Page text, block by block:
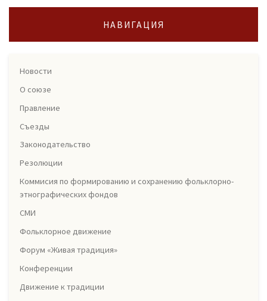
НАВИГАЦИЯ
Новости
О союзе
Правление
Съезды
Законодательство
Резолюции
Коммисия по формированию и сохранению фольклорно-
этнографических фондов
СМИ
Фольклорное движение
Форум «Живая традиция»
Конференции
Движение к традиции